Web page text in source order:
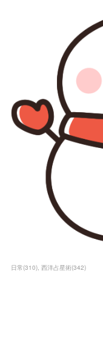
日常(310) 西洋占星術(342)